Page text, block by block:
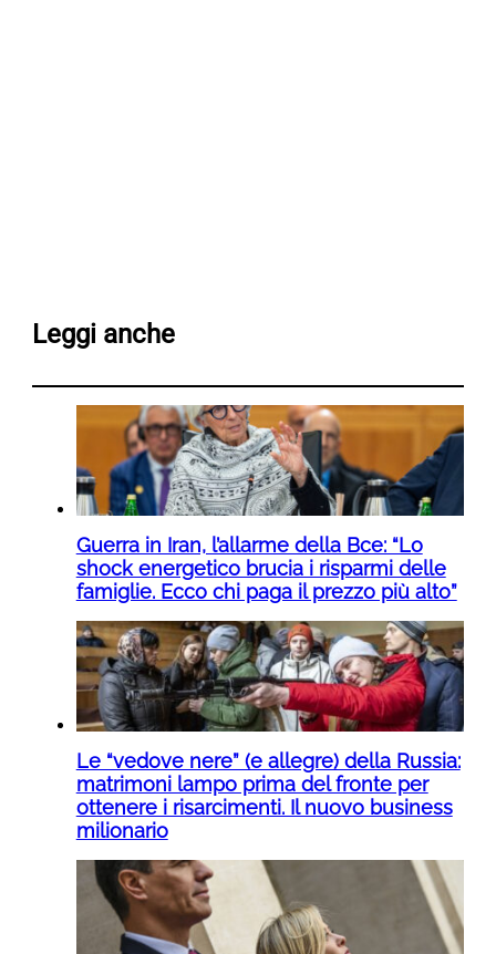
Leggi anche
Guerra in Iran, l’allarme della Bce: “Lo
shock energetico brucia i risparmi delle
famiglie. Ecco chi paga il prezzo più alto”
Le “vedove nere” (e allegre) della Russia:
matrimoni lampo prima del fronte per
ottenere i risarcimenti. Il nuovo business
milionario